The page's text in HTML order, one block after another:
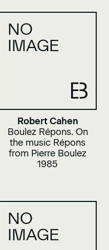
NO
IMAGE
Robert Cahen
Boulez Répons. On
the music Répons
from Pierre Boulez
1985
NO
IMAGE